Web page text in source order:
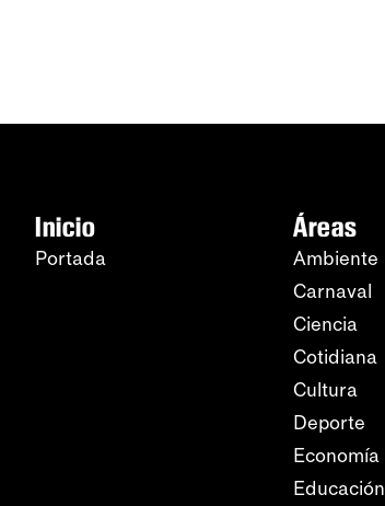
Inicio
Portada
Áreas
Ambiente
Carnaval
Ciencia
Cotidiana
Cultura
Deporte
Economía
Educación